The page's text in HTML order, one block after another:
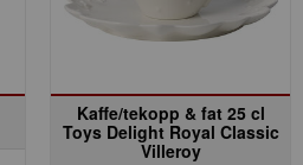
Kaffe/tekopp & fat 25 cl
Toys Delight Royal Classic
Villeroy